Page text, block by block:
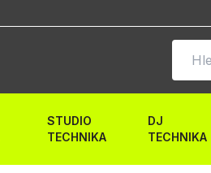
STUDIO
TECHNIKA
DJ
TECHNIKA